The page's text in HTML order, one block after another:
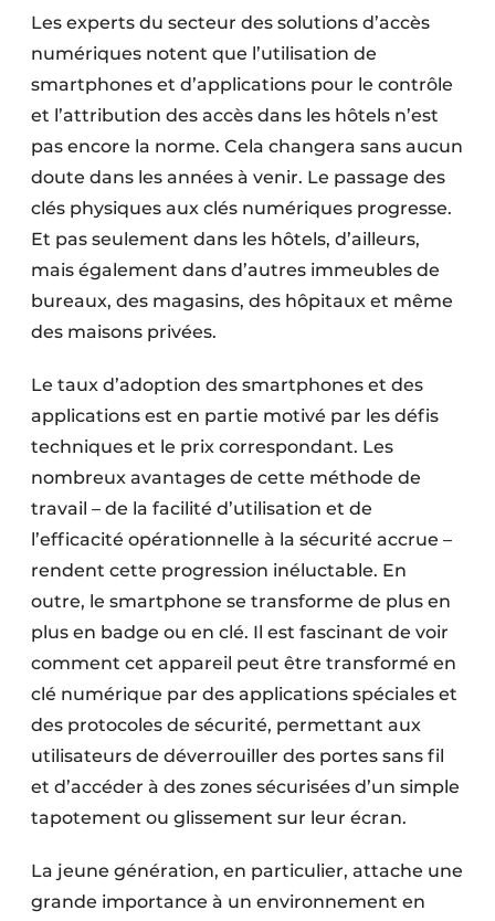
Les experts du secteur des solutions d’accès
numériques notent que l’utilisation de
smartphones et d’applications pour le contrôle
et l’attribution des accès dans les hôtels n’est
pas encore la norme. Cela changera sans aucun
doute dans les années à venir. Le passage des
clés physiques aux clés numériques progresse.
Et pas seulement dans les hôtels, d’ailleurs,
mais également dans d’autres immeubles de
bureaux, des magasins, des hôpitaux et même
des maisons privées.
Le taux d’adoption des smartphones et des
applications est en partie motivé par les défis
techniques et le prix correspondant. Les
nombreux avantages de cette méthode de
travail – de la facilité d’utilisation et de
l’efficacité opérationnelle à la sécurité accrue –
rendent cette progression inéluctable. En
outre, le smartphone se transforme de plus en
plus en badge ou en clé. Il est fascinant de voir
comment cet appareil peut être transformé en
clé numérique par des applications spéciales et
des protocoles de sécurité, permettant aux
utilisateurs de déverrouiller des portes sans fil
et d’accéder à des zones sécurisées d’un simple
tapotement ou glissement sur leur écran.
La jeune génération, en particulier, attache une
grande importance à un environnement en